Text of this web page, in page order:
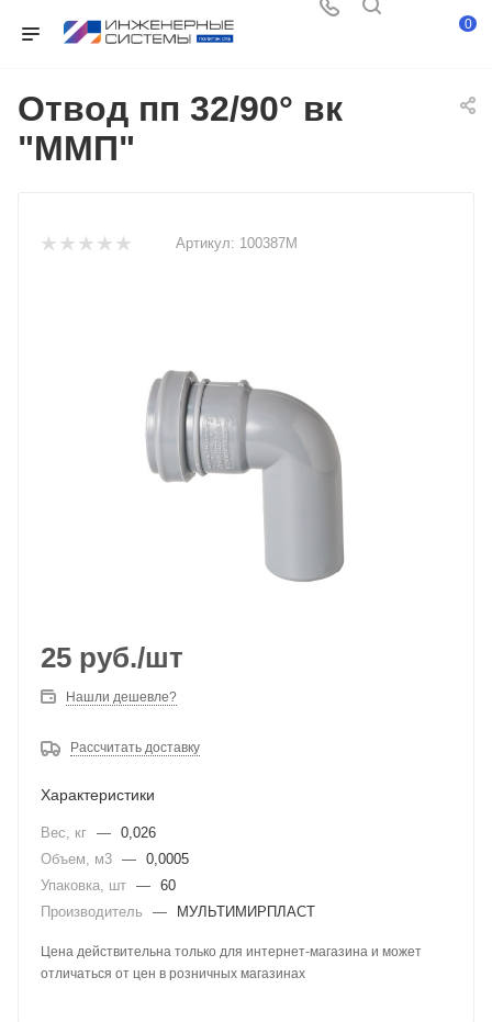
0
Отвод пп 32/90° вк
"ММП"
Артикул: 100387М
25 руб./шт
Нашли дешевле?
Рассчитать доставку
Характеристики
Вес, кг — 0,026
Объем, м3 — 0,0005
Упаковка, шт — 60
Производитель
— МУЛЬТИМИРПЛАСТ
Цена действительна только для интернет-магазина и может
отличаться от цен в розничных магазинах